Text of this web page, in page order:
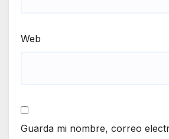
Web
Guarda mi nombre, correo